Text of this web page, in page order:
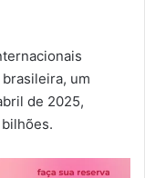
um
de 2025,